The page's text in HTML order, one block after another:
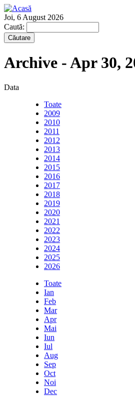
Joi, 6 August 2026
Caută:
Archive - Apr 30,
Data
Toate
2009
2010
2011
2012
2013
2014
2015
2016
2017
2018
2019
2020
2021
2022
2023
2024
2025
2026
Toate
Ian
Feb
Mar
Apr
Mai
Iun
Iul
Aug
Sep
Oct
Noi
Dec